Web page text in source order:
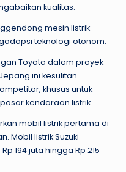
kualitas.
mesin listrik
teknologi otonom.
Toyota dalam proyek
ini kesulitan
khusus untuk
kendaraan listrik.
mobil listrik pertama di
Mobil listrik Suzuki
194 juta hingga Rp 215